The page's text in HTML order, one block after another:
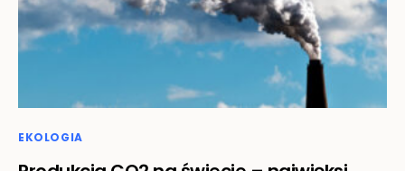
EKOLOGIA